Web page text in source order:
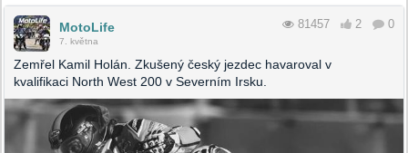
MotoLife
7. května
81457 2 0
Zemřel Kamil Holán. Zkušený český jezdec havaroval v
kvalifikaci North West 200 v Severním Irsku.